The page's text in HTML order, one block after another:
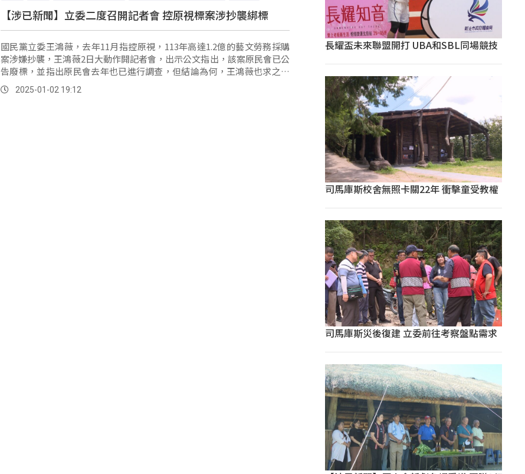
【涉已新聞】立委二度召開記者會 控原視標案涉抄襲綁標
國民黨立委王鴻薇，去年11月指控原視，113年高達1.2億的藝文勞務採購
案涉嫌抄襲，王鴻薇2日大動作開記者會，出示公文指出，該案原民會已公
告廢標，並指出原民會去年也已進行調查，但結論為何，王鴻薇也求之不
得？ 國民黨立法委員...。
2025-01-02 19:12
長耀盃未來聯盟開打 UBA和SBL同場競技
司馬庫斯校舍無照卡關22年 衝擊童受教權
司馬庫斯災後復建 立委前往考察盤點需求